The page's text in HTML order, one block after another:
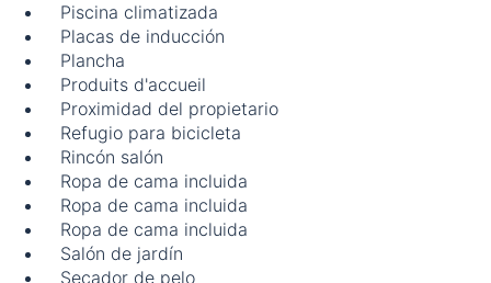
Piscina climatizada
Placas de inducción
Plancha
Produits d'accueil
Proximidad del propietario
Refugio para bicicleta
Rincón salón
Ropa de cama incluida
Ropa de cama incluida
Ropa de cama incluida
Salón de jardín
Secador de pelo